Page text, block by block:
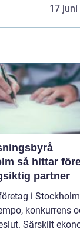
17 juni
partner
i Stockholm
konkurrens
Särskilt